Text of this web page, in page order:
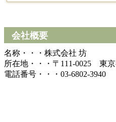
会社概要
名称・・・株式会社 坊
所在地・・・〒111-0025 東京
電話番号・・・03-6802-3940